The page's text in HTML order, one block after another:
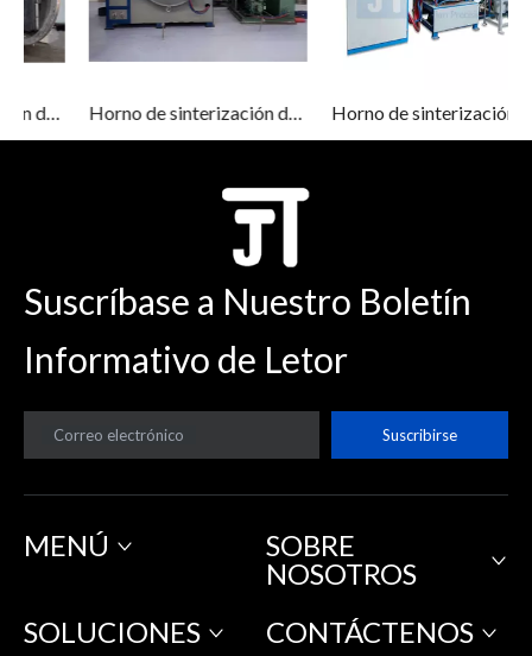
Horno de sinterización de Si2O Horno de sinterización de vacío
Suscríbase a Nuestro Boletín
Informativo de Letor
Correo electrónico Suscribirse
MENÚ
SOBRE
NOSOTROS
SOLUCIONES
CONTÁCTENOS